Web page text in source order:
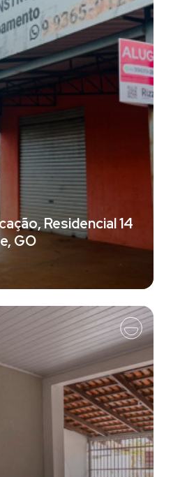
Residencial 14
GO